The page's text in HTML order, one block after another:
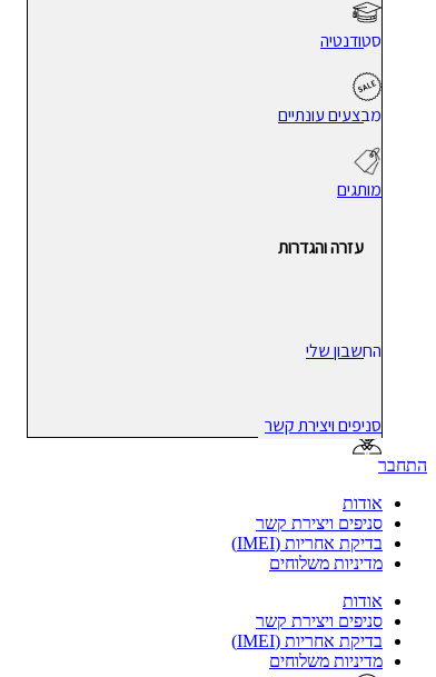
סטודנטיה
מבצעים עונתיים
מותגים
עזרה והגדרות
החשבון שלי
סניפים ויצירת קשר
התחבר
אודות
סניפים ויצירת קשר
בדיקת אחריות (IMEI)
מדיניות משלוחים
אודות
סניפים ויצירת קשר
בדיקת אחריות (IMEI)
מדיניות משלוחים